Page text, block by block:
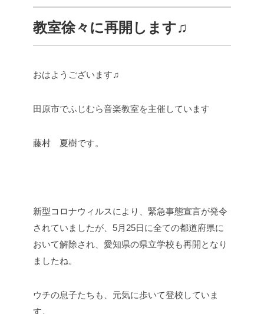
教室徐々に再開します♫
おはようございます♫
田原市でふじむら音楽教室を主催しています
藤村 夏樹です。
新型コロナウィルスにより、緊急事態宣言が発令
されていましたが、5月25日に全ての都道府県に
おいて解除され、愛知県の県立学校も再開となり
ましたね。
ウチの息子たちも、元気に歩いて登校していま
す。